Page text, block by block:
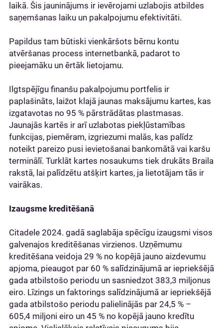
laikā. Šis jauninājums ir ievērojami uzlabojis atbildes
saņemšanas laiku un pakalpojumu efektivitāti.
Papildus tam būtiski vienkāršots bērnu kontu
atvēršanas process internetbankā, padarot to
pieejamāku un ērtāk lietojamu.
Ilgtspējīgu finanšu pakalpojumu portfelis ir
paplašināts, laižot klajā jaunas maksājumu kartes, kas
izgatavotas no 95 % pārstrādātas plastmasas.
Jaunajās kartēs ir arī uzlabotas piekļūstamības
funkcijas, piemēram, izgriezumi malās, kas palīdz
noteikt pareizo pusi ievietošanai bankomātā vai karšu
terminālī. Turklāt kartes nosaukums tiek drukāts Braila
rakstā, lai palīdzētu atšķirt kartes, ja lietotājam tās ir
vairākas.
Izaugsme kreditēšanā
Citadele 2024. gadā saglabāja spēcīgu izaugsmi visos
galvenajos kreditēšanas virzienos. Uzņēmumu
kreditēšana veidoja 29 % no kopējā jauno aizdevumu
apjoma, pieaugot par 60 % salīdzinājumā ar iepriekšējā
gada atbilstošo periodu un sasniedzot 383,3 miljonus
eiro. Līzings un faktorings salīdzinājumā ar iepriekšējā
gada atbilstošo periodu palielinājās par 24,5 % –
605,4 miljoni eiro un 45 % no kopējā jauno kredītu